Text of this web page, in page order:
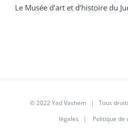
Le Musée d’art et d’histoire du
© 2022 Yad Vashem | Tous
légales | Politique de